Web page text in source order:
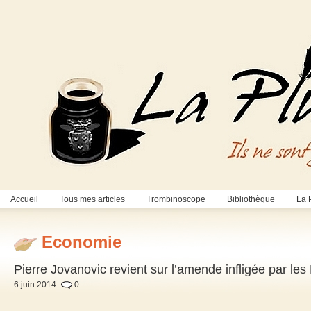
Accueil Tous mes articles Trombinoscope Bibliothèque La
Economie
Pierre Jovanovic revient sur l’amende infligée par
6 juin 2014 0